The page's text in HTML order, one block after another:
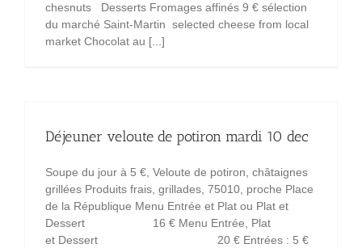
chesnuts Desserts Fromages affinés 9 € sélection
du marché Saint-Martin selected cheese from local
market Chocolat au [...]
Déjeuner veloute de potiron mardi 10 dec
Soupe du jour à 5 €, Veloute de potiron, châtaignes
grillées Produits frais, grillades, 75010, proche Place
de la République Menu Entrée et Plat ou Plat et
Dessert 16 € Menu Entrée, Plat
et Dessert 20 € Entrées : 5 €